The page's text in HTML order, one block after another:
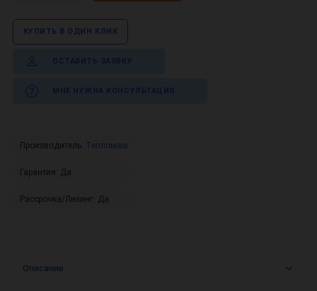
КУПИТЬ В ОДИН КЛИК
Производитель: Тепломаш
Гарантия: Да
Рассрочка/Лизинг: Да
Описание